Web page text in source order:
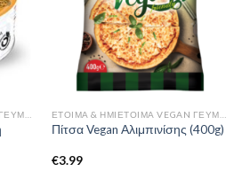
Πίτσα Vegan Αλιμπινίσης (400g)
€3.99